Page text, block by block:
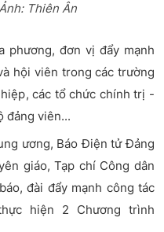
Thiên Ân
phương, đơn vị đẩy mạnh
hội viên trong các trường
các tổ chức chính trị -
đảng viên...
ương, Báo Điện tử Đảng
giáo, Tạp chí Công dân
đài đẩy mạnh công tác
hiện 2 Chương trình